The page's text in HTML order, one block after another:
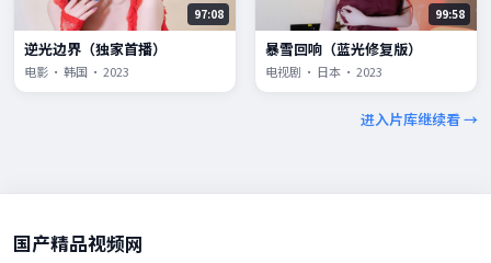
97:08
逆光边界（独家首播）
电影 · 韩国 · 2023
99:58
暴雪回响（蓝光修复版）
电视剧 · 日本 · 2023
进入片库继续看 →
国产精品视频网